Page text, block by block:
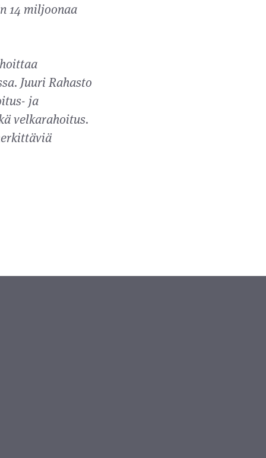
14 miljoonaa
Juuri Rahasto
ja
velkarahoitus.